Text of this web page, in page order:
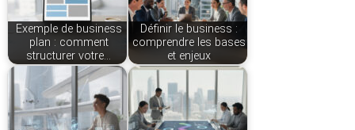
Exemple de business
plan : comment
structurer votre…
Définir le business :
comprendre les bases
et enjeux